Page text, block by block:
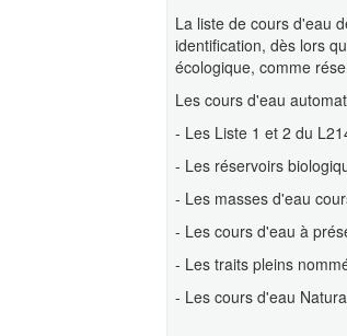
La liste de cours d'eau
identification, dès lors
écologique, comme
Les cours d'eau
- Les Liste 1 et 2 du
- Les réservoirs
- Les masses d'eau
- Les cours d'eau à
- Les traits pleins
- Les cours d'eau